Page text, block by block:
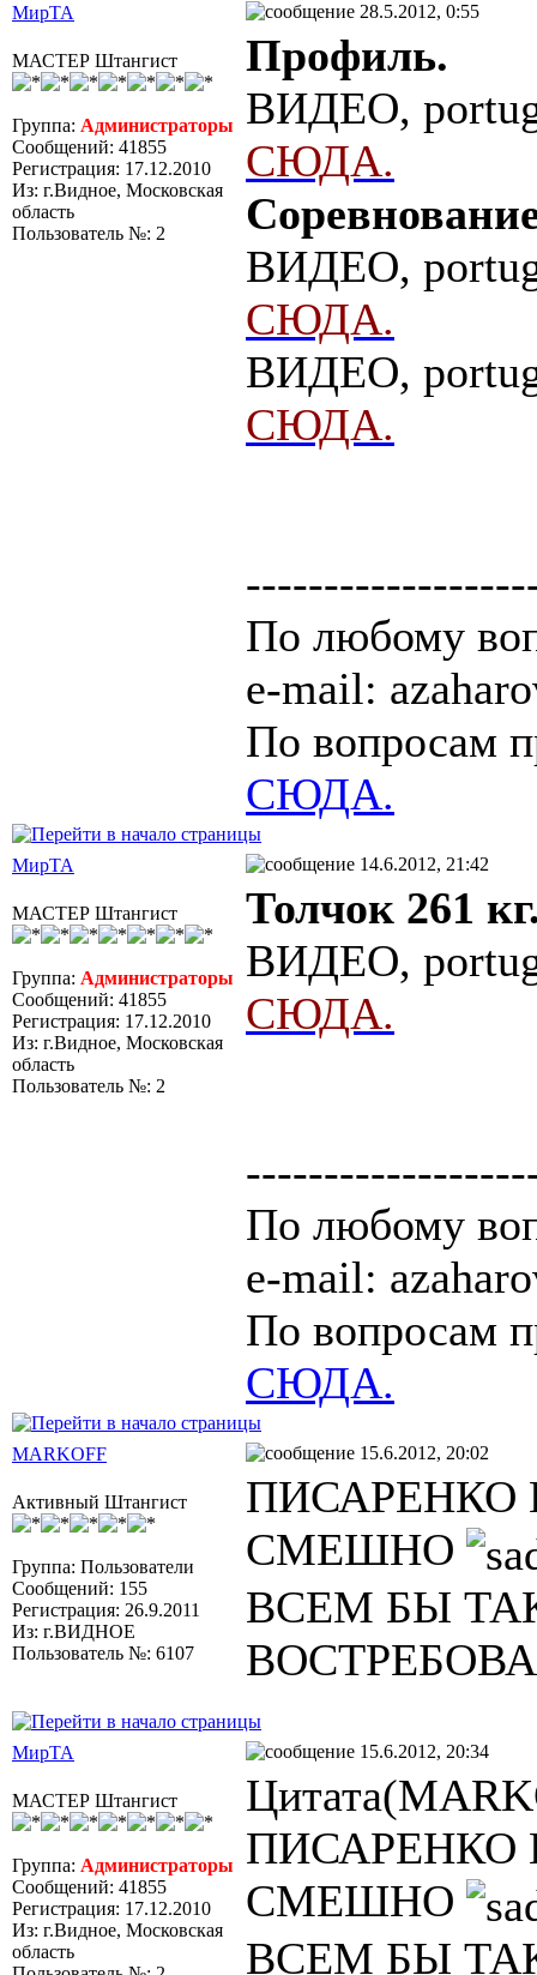
МирТА 28.5.2012, 0:55
МАСТЕР Штангист
Группа: Администраторы
Сообщений: 41855
Регистрация: 17.12.2010
Из: г.Видное, Московская
область
Пользователь №: 2
Профиль.
ВИДЕО,
СЮДА.
ВИДЕО,
СЮДА.
ВИДЕО,
СЮДА.
По любому
e-mail:
По вопросам
СЮДА.
МирТА 14.6.2012, 21:42
МАСТЕР Штангист
Группа: Администраторы
Сообщений: 41855
Регистрация: 17.12.2010
Из: г.Видное, Московская
область
Пользователь №: 2
Толчок 261
ВИДЕО,
СЮДА.
По любому
e-mail:
По вопросам
СЮДА.
MARKOFF 15.6.2012, 20:02
Активный Штангист
Группа: Пользователи
Сообщений: 155
Регистрация: 26.9.2011
Из: г.ВИДНОЕ
Пользователь №: 6107
СМЕШНО
ВСЕМ БЫ
МирТА 15.6.2012, 20:34
МАСТЕР Штангист
Группа: Администраторы
Сообщений: 41855
Регистрация: 17.12.2010
Из: г.Видное, Московская
область
СМЕШНО
ВСЕМ БЫ